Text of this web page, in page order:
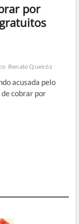
por
Renato Queiróz
acusada pelo
cobrar por